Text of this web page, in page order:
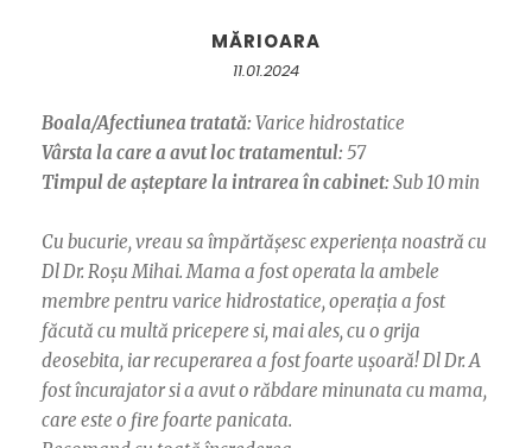
MĂRIOARA
11.01.2024
Boala/Afectiunea tratată: Varice hidrostatice
Vârsta la care a avut loc tratamentul: 57
Timpul de așteptare la intrarea în cabinet: Sub 10 min
Cu bucurie, vreau sa împărtășesc experiența noastră cu
Dl Dr. Roșu Mihai. Mama a fost operata la ambele
membre pentru varice hidrostatice, operația a fost
făcută cu multă pricepere si, mai ales, cu o grija
deosebita, iar recuperarea a fost foarte ușoară! Dl Dr. A
fost încurajator si a avut o răbdare minunata cu mama,
care este o fire foarte panicata.